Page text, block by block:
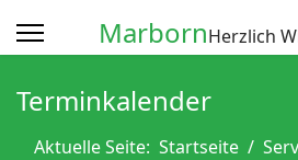
MarbornHerzlich
Terminkalender
Aktuelle Seite: Startseite